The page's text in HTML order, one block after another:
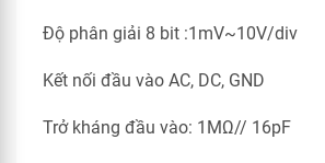
Độ phân giải 8 bit :1mV~10V/div
Kết nối đầu vào AC, DC, GND
Trở kháng đầu vào: 1MΩ// 16pF